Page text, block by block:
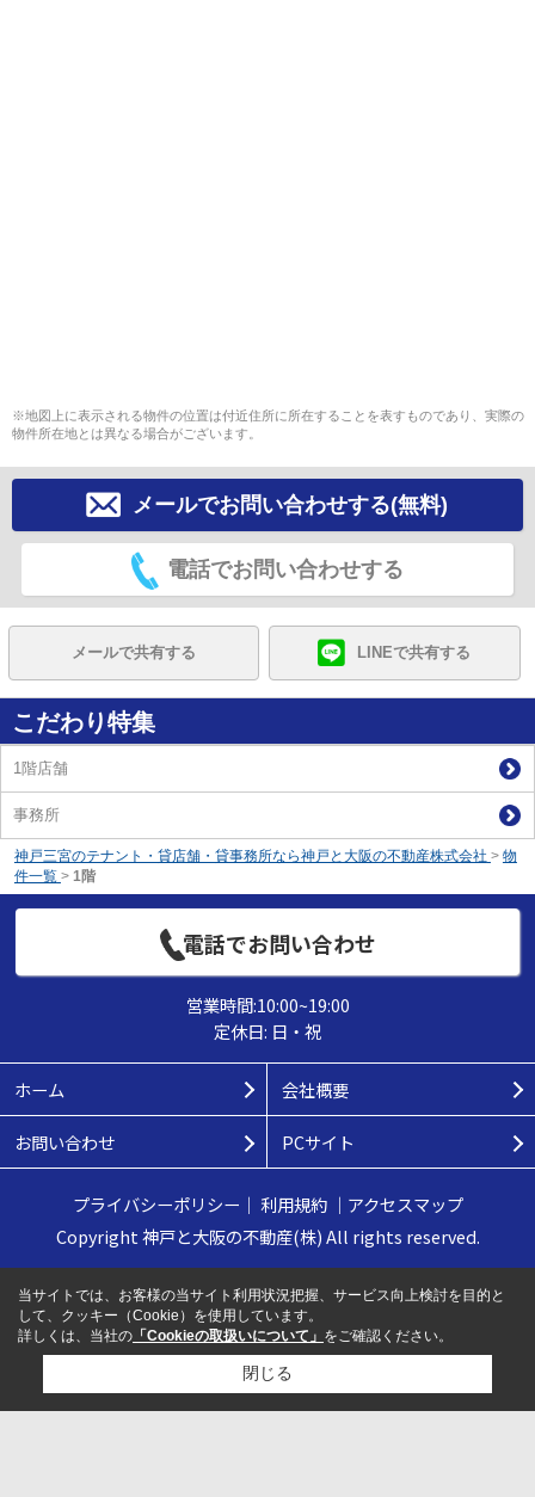
※地図上に表示される物件の位置は付近住所に所在することを表すものであり、実際の
物件所在地とは異なる場合がございます。
メールでお問い合わせする(無料)
電話でお問い合わせする
メールで共有する LINEで共有する
こだわり特集
1階店舗
事務所
神戸三宮のテナント・貸店舗・貸事務所なら神戸と大阪の不動産株式会社 > 物
件一覧 > 1階
電話でお問い合わせ
営業時間:10:00~19:00
定休日: 日・祝
ホーム 会社概要
お問い合わせ PCサイト
プライバシーポリシー ｜ 利用規約｜ アクセスマップ
Copyright 神戸と大阪の不動産(株) All rights reserved.
当サイトでは、お客様の当サイト利用状況把握、サービス向上検討を目的と
して、クッキー（Cookie）を使用しています。
詳しくは、当社の 「Cookieの取扱いについて」 をご確認ください。
閉じる